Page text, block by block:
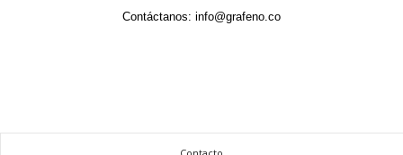
Contáctanos: info@grafeno.co